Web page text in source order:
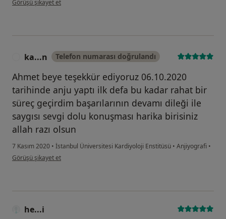
Görüşü şikayet et
ka...n Telefon numarası doğrulandı
Ahmet beye teşekkür ediyoruz 06.10.2020
tarihinde anju yaptı ilk defa bu kadar rahat bir
süreç geçirdim başarılarının devamı dileği ile
saygısı sevgi dolu konuşması harika birisiniz
allah razı olsun
7 Kasım 2020 • İstanbul Üniversitesi Kardiyoloji Enstitüsü • Anjiyografi •
kullanıcının görüşüne göre ka...n
Görüşü şikayet et
he...i